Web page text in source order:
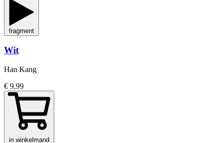
fragment
Wit
Han Kang
€ 9,99
in winkelmand